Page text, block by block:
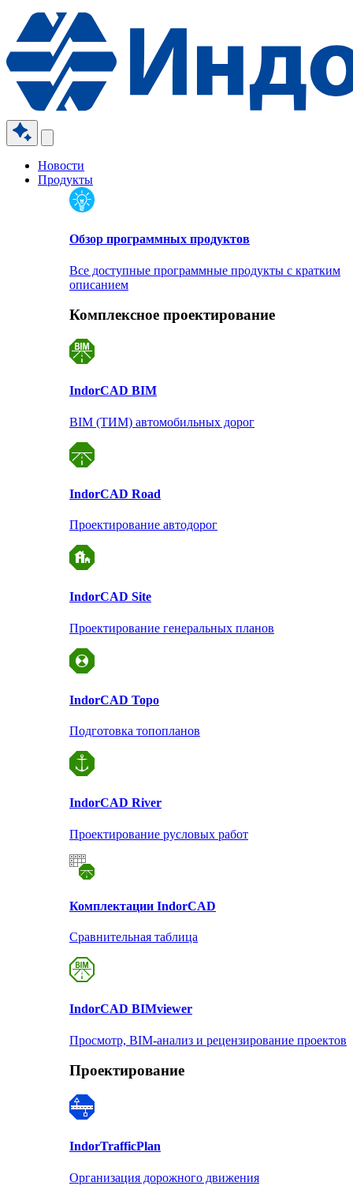
Новости
Продукты
Обзор программных продуктов
Все доступные программные продукты с кратким
описанием
Комплексное проектирование
IndorCAD BIM
BIM (ТИМ) автомобильных дорог
IndorCAD Road
Проектирование автодорог
IndorCAD Site
Проектирование генеральных планов
IndorCAD Topo
Подготовка топопланов
IndorCAD River
Проектирование русловых работ
Комплектации IndorCAD
Сравнительная таблица
IndorCAD BIMviewer
Просмотр, BIM-анализ и рецензирование проектов
Проектирование
IndorTrafficPlan
Организация дорожного движения